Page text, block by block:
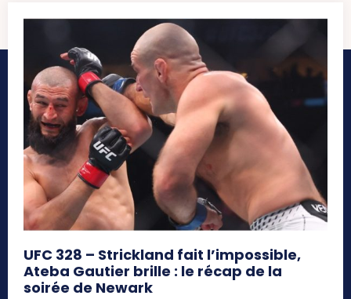
UFC 328 – Strickland fait l’impossible,
Ateba Gautier brille : le récap de la
soirée de Newark